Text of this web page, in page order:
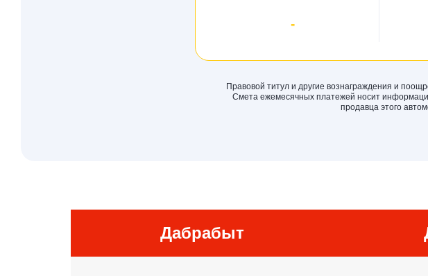
-
Правовой титул и другие вознаграждения и
Смета ежемесячных платежей носит
продавца этого
Дабрабыт